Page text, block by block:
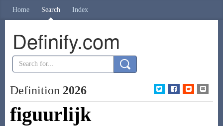
Home Search Index
Definify.com
Definition 2026
figuurlijk